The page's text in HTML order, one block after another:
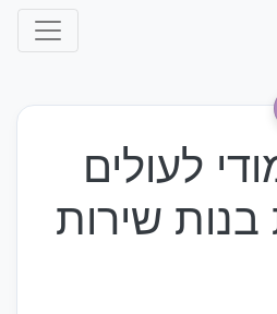
לעולים
שירות